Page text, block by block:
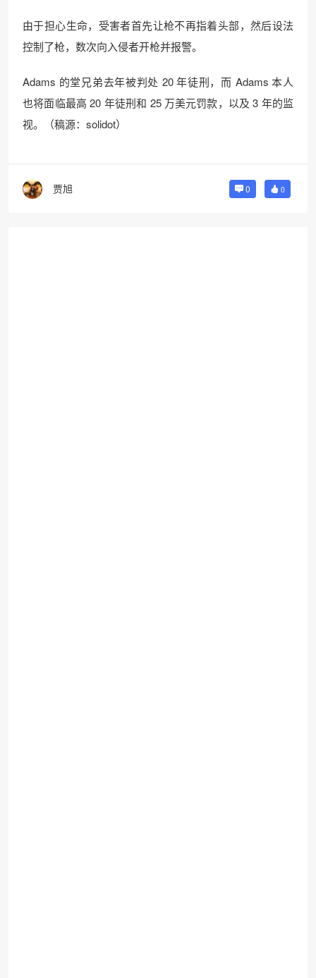
由于担心生命，受害者首先让枪不再指着头部，然后设法
控制了枪，数次向入侵者开枪并报警。
Adams 的堂兄弟去年被判处 20 年徒刑，而 Adams 本人
也将面临最高 20 年徒刑和 25 万美元罚款，以及 3 年的监
视。（稿源：solidot）
贾旭 0 0